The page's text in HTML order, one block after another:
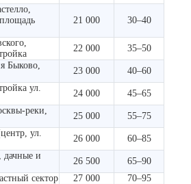
21 000 30–40
22 000
35–50
Быково,
23 000
40–60
ул.
24 000
45–65
реки,
25 000
55–75
ул.
26 000
60–85
дачные и
26 500
65–90
сектор
27 000
70–95